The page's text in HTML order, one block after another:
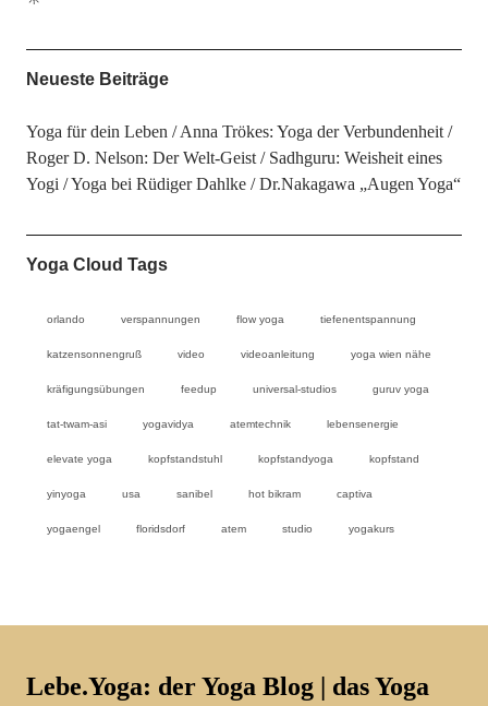
Neueste Beiträge
Yoga für dein Leben
Anna Trökes: Yoga der Verbundenheit
Roger D. Nelson: Der Welt-Geist
Sadhguru: Weisheit eines
Yogi
Yoga bei Rüdiger Dahlke Dr.Nakagawa „Augen Yoga“
Yoga Cloud Tags
orlando verspannungen flow yoga tiefenentspannung
katzensonnengruß video videoanleitung yoga wien nähe
kräfigungsübungen feedup universal-studios guruv yoga
tat-twam-asi yogavidya atemtechnik lebensenergie
elevate yoga kopfstandstuhl kopfstandyoga kopfstand
yinyoga usa sanibel hot bikram captiva
yogaengel floridsdorf atem studio yogakurs
Lebe.Yoga: der Yoga Blog | das Yoga